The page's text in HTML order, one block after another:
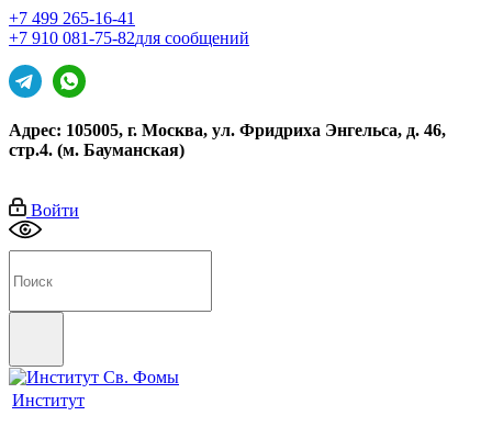
+7 499 265-16-41
+7 910 081-75-82для сообщений
Адрес: 105005, г. Москва, ул. Фридриха Энгельса, д. 46,
стр.4. (м. Бауманская)
Войти
Институт